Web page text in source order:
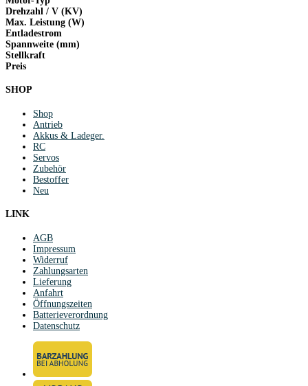
Drehzahl / V (KV)
Max. Leistung (W)
Entladestrom
Spannweite (mm)
Stellkraft
Preis
SHOP
Shop
Antrieb
Akkus & Ladeger.
RC
Servos
Zubehör
Bestoffer
Neu
LINK
AGB
Impressum
Widerruf
Zahlungsarten
Lieferung
Anfahrt
Öffnungszeiten
Batterieverordnung
Datenschutz